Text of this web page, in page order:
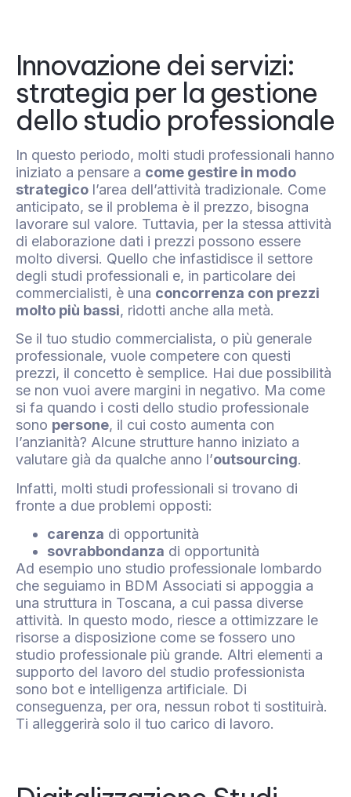
Innovazione dei servizi:
strategia per la gestione
dello studio professionale
In questo periodo, molti studi professionali hanno
iniziato a pensare a come gestire in modo
strategico l’area dell’attività tradizionale. Come
anticipato, se il problema è il prezzo, bisogna
lavorare sul valore. Tuttavia, per la stessa attività
di elaborazione dati i prezzi possono essere
molto diversi. Quello che infastidisce il settore
degli studi professionali e, in particolare dei
commercialisti, è una concorrenza con prezzi
molto più bassi, ridotti anche alla metà.
Se il tuo studio commercialista, o più generale
professionale, vuole competere con questi
prezzi, il concetto è semplice. Hai due possibilità
se non vuoi avere margini in negativo. Ma come
si fa quando i costi dello studio professionale
sono persone, il cui costo aumenta con
l’anzianità? Alcune strutture hanno iniziato a
valutare già da qualche anno l’outsourcing.
Infatti, molti studi professionali si trovano di
fronte a due problemi opposti:
carenza di opportunità
sovrabbondanza di opportunità
Ad esempio uno studio professionale lombardo
che seguiamo in BDM Associati si appoggia a
una struttura in Toscana, a cui passa diverse
attività. In questo modo, riesce a ottimizzare le
risorse a disposizione come se fossero uno
studio professionale più grande. Altri elementi a
supporto del lavoro del studio professionista
sono bot e intelligenza artificiale. Di
conseguenza, per ora, nessun robot ti sostituirà.
Ti alleggerirà solo il tuo carico di lavoro.